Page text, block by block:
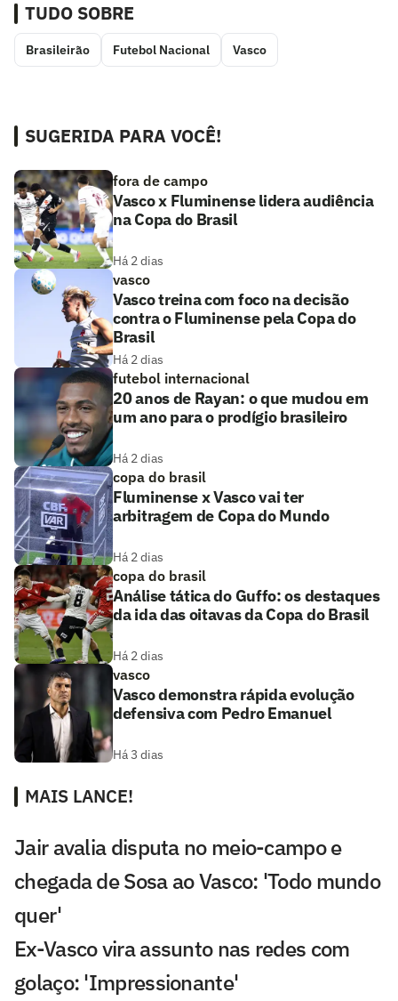
TUDO SOBRE
Brasileirão Futebol Nacional Vasco
SUGERIDA PARA VOCÊ!
fora de campo
Vasco x Fluminense lidera audiência
na Copa do Brasil
Há 2 dias
vasco
Vasco treina com foco na decisão
contra o Fluminense pela Copa do
Brasil
Há 2 dias
futebol internacional
20 anos de Rayan: o que mudou em
um ano para o prodígio brasileiro
Há 2 dias
copa do brasil
Fluminense x Vasco vai ter
arbitragem de Copa do Mundo
Há 2 dias
copa do brasil
Análise tática do Guffo: os destaques
da ida das oitavas da Copa do Brasil
Há 2 dias
vasco
Vasco demonstra rápida evolução
defensiva com Pedro Emanuel
Há 3 dias
MAIS LANCE!
Jair avalia disputa no meio-campo e
chegada de Sosa ao Vasco: 'Todo mundo
quer'
Ex-Vasco vira assunto nas redes com
golaço: 'Impressionante'